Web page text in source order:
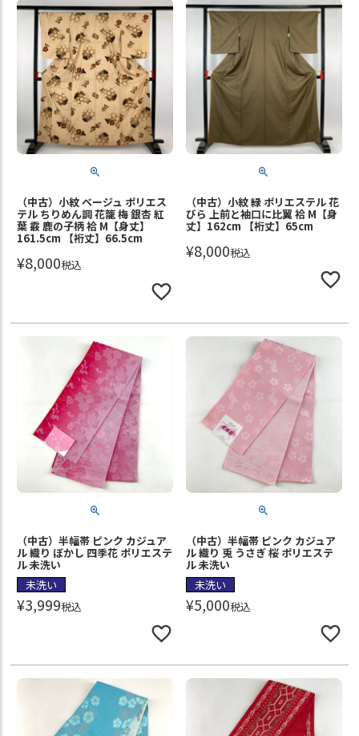
（中古）小紋 ベージュ ポリエス
テル ちりめん調 花籠 梅 銀杏 紅
葉 霰 鹿の子柄 袷 M【身丈】
161.5cm 【裄丈】66.5cm
¥8,000税込
（中古）小紋 緑 ポリエステル 花
びら 上前と袖口に比翼 袷 M【身
丈】162cm 【裄丈】65cm
¥8,000税込
（中古）半幅帯 ピンク カジュア
ル 織り ぼかし 四季花 ポリエステ
ル 未洗い
未洗い
¥3,999税込
（中古）半幅帯 ピンク カジュア
ル 織り 兎 うさぎ 桜 ポリエステ
ル 未洗い
未洗い
¥5,000税込